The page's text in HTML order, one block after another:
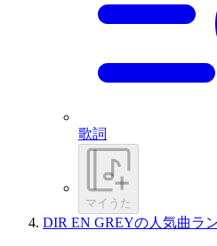
歌詞
マイうた
DIR EN GREYの人気曲ラ